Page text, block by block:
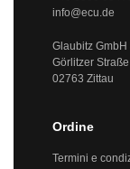
info@ecu.de
Glaubitz GmbH
Görlitzer
02763 Zittau
Ordine
Termini e